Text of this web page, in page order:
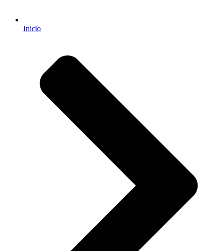
Inicio